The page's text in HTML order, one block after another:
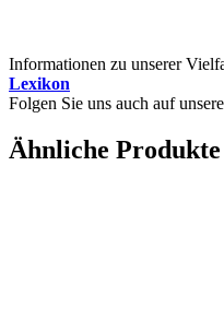
Informationen zu unserer
Lexikon
Folgen Sie uns auch auf
Ähnliche Produkte